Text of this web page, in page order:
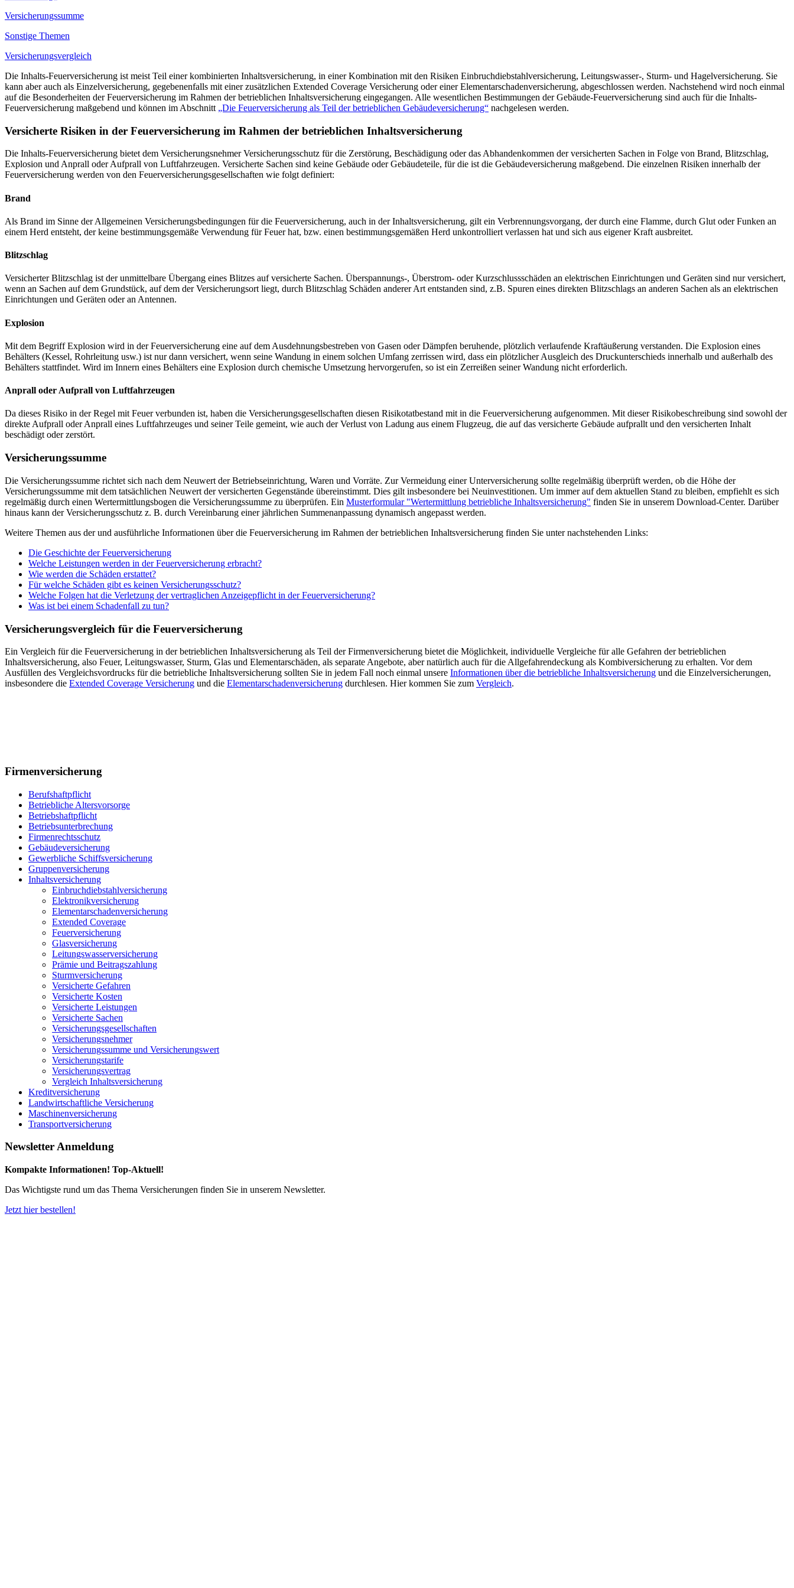
Versicherungssumme
Sonstige Themen
Versicherungsvergleich
Die Inhalts-Feuerversicherung ist meist Teil einer kombinierten Inhaltsversicherung, in einer Kombination mit den Risiken Einbruchdiebstahlversicherung, Leitungswasser-, Sturm- und Hagelversicherung. Sie
kann aber auch als Einzelversicherung, gegebenenfalls mit einer zusätzlichen Extended Coverage Versicherung oder einer Elementarschadenversicherung, abgeschlossen werden. Nachstehend wird noch einmal
auf die Besonderheiten der Feuerversicherung im Rahmen der betrieblichen Inhaltsversicherung eingegangen. Alle wesentlichen Bestimmungen der Gebäude-Feuerversicherung sind auch für die Inhalts-
Feuerversicherung maßgebend und können im Abschnitt „Die Feuerversicherung als Teil der betrieblichen Gebäudeversicherung“ nachgelesen werden.
Versicherte Risiken in der Feuerversicherung im Rahmen der betrieblichen Inhaltsversicherung
Die Inhalts-Feuerversicherung bietet dem Versicherungsnehmer Versicherungsschutz für die Zerstörung, Beschädigung oder das Abhandenkommen der versicherten Sachen in Folge von Brand, Blitzschlag,
Explosion und Anprall oder Aufprall von Luftfahrzeugen. Versicherte Sachen sind keine Gebäude oder Gebäudeteile, für die ist die Gebäudeversicherung maßgebend. Die einzelnen Risiken innerhalb der
Feuerversicherung werden von den Feuerversicherungsgesellschaften wie folgt definiert:
Brand
Als Brand im Sinne der Allgemeinen Versicherungsbedingungen für die Feuerversicherung, auch in der Inhaltsversicherung, gilt ein Verbrennungsvorgang, der durch eine Flamme, durch Glut oder Funken an
einem Herd entsteht, der keine bestimmungsgemäße Verwendung für Feuer hat, bzw. einen bestimmungsgemäßen Herd unkontrolliert verlassen hat und sich aus eigener Kraft ausbreitet.
Blitzschlag
Versicherter Blitzschlag ist der unmittelbare Übergang eines Blitzes auf versicherte Sachen. Überspannungs-, Überstrom- oder Kurzschlussschäden an elektrischen Einrichtungen und Geräten sind nur versichert,
wenn an Sachen auf dem Grundstück, auf dem der Versicherungsort liegt, durch Blitzschlag Schäden anderer Art entstanden sind, z.B. Spuren eines direkten Blitzschlags an anderen Sachen als an elektrischen
Einrichtungen und Geräten oder an Antennen.
Explosion
Mit dem Begriff Explosion wird in der Feuerversicherung eine auf dem Ausdehnungsbestreben von Gasen oder Dämpfen beruhende, plötzlich verlaufende Kraftäußerung verstanden. Die Explosion eines
Behälters (Kessel, Rohrleitung usw.) ist nur dann versichert, wenn seine Wandung in einem solchen Umfang zerrissen wird, dass ein plötzlicher Ausgleich des Druckunterschieds innerhalb und außerhalb des
Behälters stattfindet. Wird im Innern eines Behälters eine Explosion durch chemische Umsetzung hervorgerufen, so ist ein Zerreißen seiner Wandung nicht erforderlich.
Anprall oder Aufprall von Luftfahrzeugen
Da dieses Risiko in der Regel mit Feuer verbunden ist, haben die Versicherungsgesellschaften diesen Risikotatbestand mit in die Feuerversicherung aufgenommen. Mit dieser Risikobeschreibung sind sowohl der
direkte Aufprall oder Anprall eines Luftfahrzeuges und seiner Teile gemeint, wie auch der Verlust von Ladung aus einem Flugzeug, die auf das versicherte Gebäude aufprallt und den versicherten Inhalt
beschädigt oder zerstört.
Versicherungssumme
Die Versicherungssumme richtet sich nach dem Neuwert der Betriebseinrichtung, Waren und Vorräte. Zur Vermeidung einer Unterversicherung sollte regelmäßig überprüft werden, ob die Höhe der
Versicherungssumme mit dem tatsächlichen Neuwert der versicherten Gegenstände übereinstimmt. Dies gilt insbesondere bei Neuinvestitionen. Um immer auf dem aktuellen Stand zu bleiben, empfiehlt es sich
regelmäßig durch einen Wertermittlungsbogen die Versicherungssumme zu überprüfen. Ein Musterformular "Wertermittlung betriebliche Inhaltsversicherung" finden Sie in unserem Download-Center. Darüber
hinaus kann der Versicherungsschutz z. B. durch Vereinbarung einer jährlichen Summenanpassung dynamisch angepasst werden.
Weitere Themen aus der und ausführliche Informationen über die Feuerversicherung im Rahmen der betrieblichen Inhaltsversicherung finden Sie unter nachstehenden Links:
Die Geschichte der Feuerversicherung
Welche Leistungen werden in der Feuerversicherung erbracht?
Wie werden die Schäden erstattet?
Für welche Schäden gibt es keinen Versicherungsschutz?
Welche Folgen hat die Verletzung der vertraglichen Anzeigepflicht in der Feuerversicherung?
Was ist bei einem Schadenfall zu tun?
Versicherungsvergleich für die Feuerversicherung
Ein Vergleich für die Feuerversicherung in der betrieblichen Inhaltsversicherung als Teil der Firmenversicherung bietet die Möglichkeit, individuelle Vergleiche für alle Gefahren der betrieblichen
Inhaltsversicherung, also Feuer, Leitungswasser, Sturm, Glas und Elementarschäden, als separate Angebote, aber natürlich auch für die Allgefahrendeckung als Kombiversicherung zu erhalten. Vor dem
Ausfüllen des Vergleichsvordrucks für die betriebliche Inhaltsversicherung sollten Sie in jedem Fall noch einmal unsere Informationen über die betriebliche Inhaltsversicherung und die Einzelversicherungen,
insbesondere die Extended Coverage Versicherung und die Elementarschadenversicherung durchlesen. Hier kommen Sie zum Vergleich.
Firmenversicherung
Berufshaftpflicht
Betriebliche Altersvorsorge
Betriebshaftpflicht
Betriebsunterbrechung
Firmenrechtsschutz
Gebäudeversicherung
Gewerbliche Schiffsversicherung
Gruppenversicherung
Inhaltsversicherung
Einbruchdiebstahlversicherung
Elektronikversicherung
Elementarschadenversicherung
Extended Coverage
Feuerversicherung
Glasversicherung
Leitungswasserversicherung
Prämie und Beitragszahlung
Sturmversicherung
Versicherte Gefahren
Versicherte Kosten
Versicherte Leistungen
Versicherte Sachen
Versicherungsgesellschaften
Versicherungsnehmer
Versicherungssumme und Versicherungswert
Versicherungstarife
Versicherungsvertrag
Vergleich Inhaltsversicherung
Kreditversicherung
Landwirtschaftliche Versicherung
Maschinenversicherung
Transportversicherung
Newsletter Anmeldung
Kompakte Informationen! Top-Aktuell!
Das Wichtigste rund um das Thema Versicherungen finden Sie in unserem Newsletter.
Jetzt hier bestellen!